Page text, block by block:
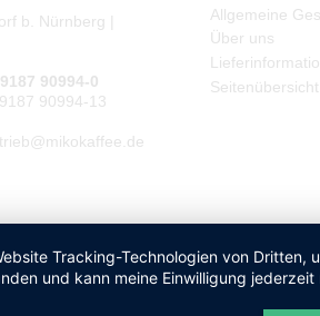
b. Nürnberg |
90994-0
90994-13
Allgemeine
Über uns
Seitenübersicht
Tracking-Technologien von
und kann meine Einwilligung